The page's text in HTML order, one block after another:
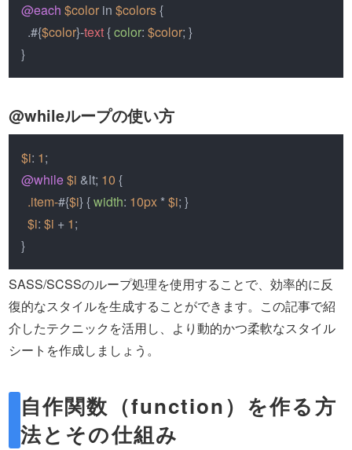
@each $color in $colors {
  .#{
$color}-text { color: $color; }
}
@whileループの使い方
$i: 1
@while$i &lt; 10 {
.item-#{$i} { width: 10px * $i; }
$i: $i + 1;
}
SASS/SCSSのループ処理を使用することで、効率的に反
復的なスタイルを生成することができます。この記事で紹
介したテクニックを活用し、より動的かつ柔軟なスタイル
シートを作成しましょう。
自作関数（function）を作る方
法とその仕組み